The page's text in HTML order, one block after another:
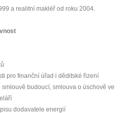
a realitní makléř od roku 2004.
pro finanční úřad i děditské řizení
budoucí, smlouva o úschově ve
dodavatele energií